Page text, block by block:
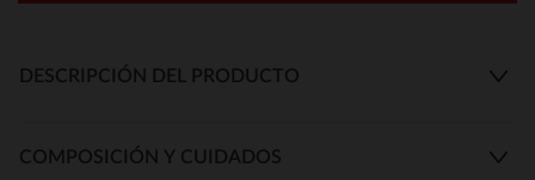
DESCRIPCIÓN DEL PRODUCTO
COMPOSICIÓN Y CUIDADOS